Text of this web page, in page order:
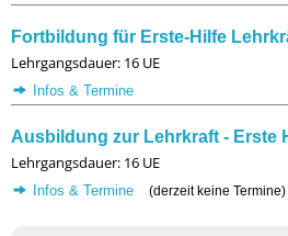
Fortbildung für Erste-Hilfe
Lehrgangsdauer: 16 UE
Infos & Termine
Ausbildung zur Lehrkraft - Erste
Lehrgangsdauer: 16 UE
Infos & Termine (derzeit keine Termine)